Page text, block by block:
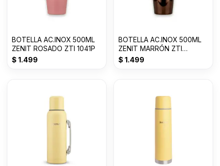
BOTELLA AC.INOX 500ML
ZENIT ROSADO ZTI 1041P
$ 1.499
BOTELLA AC.INOX 500ML
ZENIT MARRÓN ZTI
1041DM
$ 1.499